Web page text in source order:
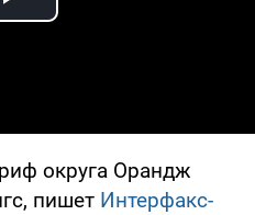
Play Video
округа Орандж
пишет Интерфакс-